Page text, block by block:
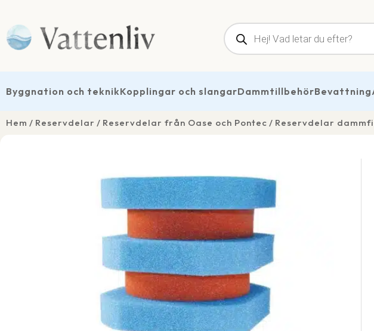
Produktsökning
Byggnation och teknikKopplingar och slangarDammtillbehörBevattning
Hem Reservdelar Reservdelar från Oase och Pontec Reservdelar